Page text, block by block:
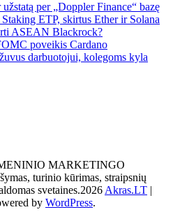
per „Doppler Finance“ bazę
ETP, skirtus Ether ir Solana
ASEAN Blackrock?
poveikis Cardano
darbuotojui, kolegoms kyla
MARKETINGO
turinio kūrimas, straipsnių
svetaines.2026Akras.LT
by WordPress.